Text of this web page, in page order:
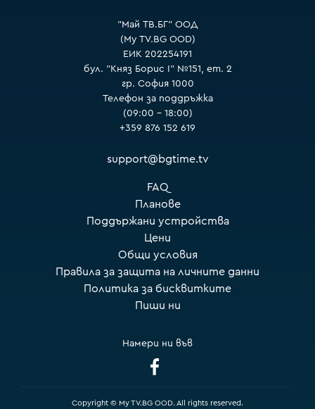
"Май ТВ.БГ" ООД
(My TV.BG OOD)
ЕИК 202254191
бул. "Княз Борис I" №151, ет. 2
гр. София 1000
Телефон за поддръжка
(09:00 – 18:00)
+359 876 152 619
support@bgtime.tv
FAQ
Планове
Поддържани устройства
Цени
Общи условия
Правила за защита на личните данни
Политика за бисквитките
Пиши ни
Намери ни във
Copyright © My TV.BG OOD. All rights reserved.